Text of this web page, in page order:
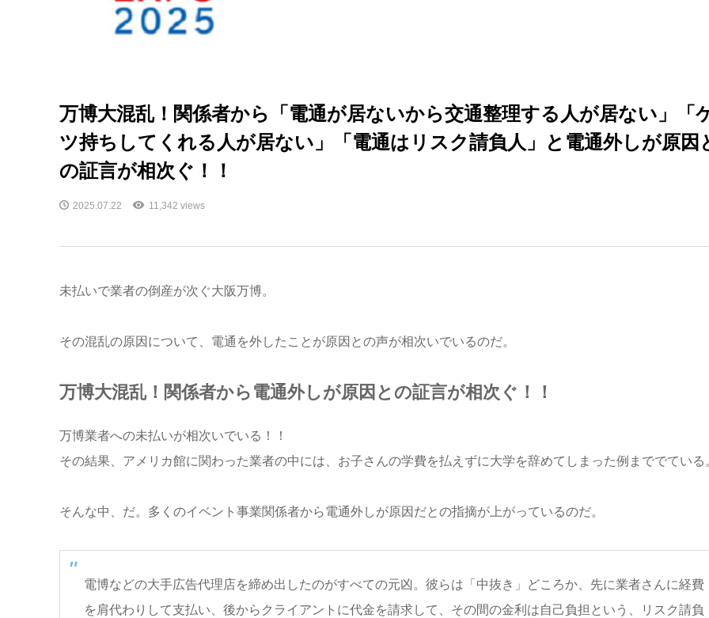
万博大混乱！関係者から「電通が居ないから交通整理する人が居ない」「
ツ持ちしてくれる人が居ない」「電通はリスク請負人」と電通外しが原因
の証言が相次ぐ！！
2025.07.22 11,342 views
未払いで業者の倒産が次ぐ大阪万博。
その混乱の原因について、電通を外したことが原因との声が相次いでいるのだ。
万博大混乱！関係者から電通外しが原因との証言が相次ぐ！！
万博業者への未払いが相次いでいる！！
その結果、アメリカ館に関わった業者の中には、お子さんの学費を払えずに大学を辞めてしまった例まででている
そんな中、だ。多くのイベント事業関係者から電通外しが原因だとの指摘が上がっているのだ。
電博などの大手広告代理店を締め出したのがすべての元凶。彼らは「中抜き」どころか、先に業者さんに経費
を肩代わりして支払い、後からクライアントに代金を請求して、その間の金利は自己負担という、リスク請負